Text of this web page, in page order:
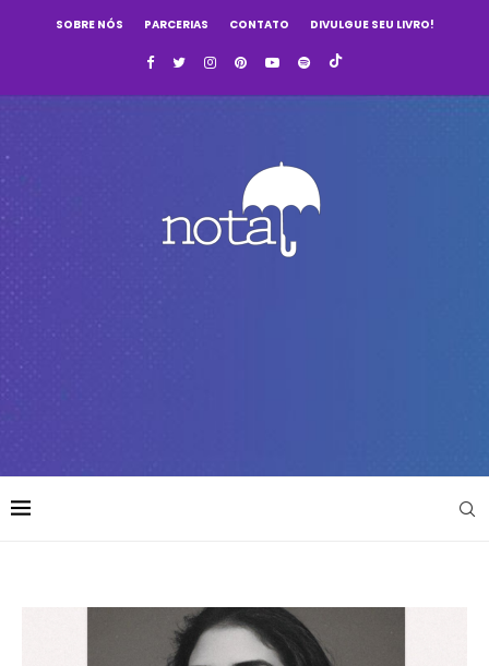
SOBRE NÓS PARCERIAS CONTATO DIVULGUE SEU LIVRO!